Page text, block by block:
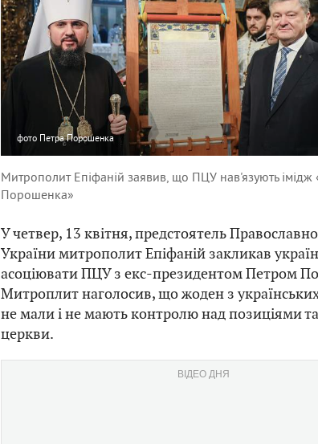
фото Петра Порошенка
Митрополит Епіфаній заявив, що ПЦУ нав'язують імідж
Порошенка»
У четвер, 13 квітня, предстоятель
України митрополит Епіфаній закликав
асоціювати ПЦУ з екс-президентом Петром
Митроплит наголосив, що жоден з українських
не мали і не мають контролю над позиціями
церкви.
ВІДЕО ДНЯ